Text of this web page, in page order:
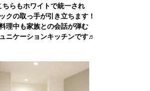
ちらもホワイトで統一され
クの取っ手が引き立ちます！
理中も家族との会話が弾む
ニケーションキッチンです♬